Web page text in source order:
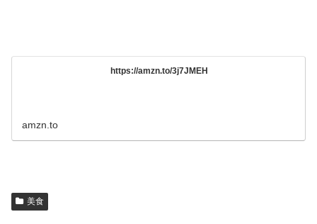
https://amzn.to/3j7JMEH
amzn.to
美食